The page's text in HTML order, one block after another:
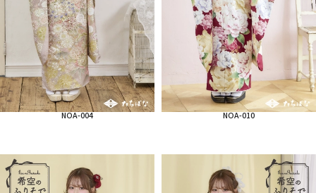
NOA-004 NOA-010